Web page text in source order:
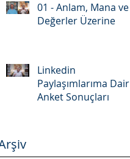
01 - Anlam, Mana ve
Değerler Üzerine
Linkedin
Paylaşımlarıma Dair
Anket Sonuçları